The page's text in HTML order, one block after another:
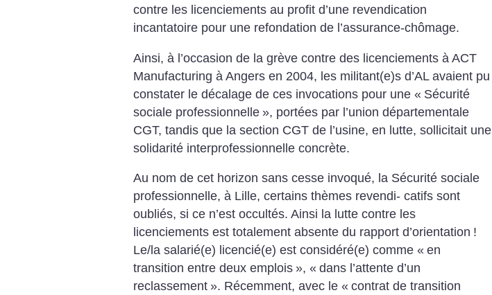
contre les licenciements au profit d’une revendication
incantatoire pour une refondation de l’assurance-chômage.
Ainsi, à l’occasion de la grève contre des licenciements à ACT
Manufacturing à Angers en 2004, les militant(e)s d’AL avaient pu
constater le décalage de ces invocations pour une « Sécurité
sociale professionnelle », portées par l’union départementale
CGT, tandis que la section CGT de l’usine, en lutte, sollicitait une
solidarité interprofessionnelle concrète.
Au nom de cet horizon sans cesse invoqué, la Sécurité sociale
professionnelle, à Lille, certains thèmes revendi- catifs sont
oubliés, si ce n’est occultés. Ainsi la lutte contre les
licenciements est totalement absente du rapport d’orientation !
Le/la salarié(e) licencié(e) est considéré(e) comme « en
transition entre deux emplois », « dans l’attente d’un
reclassement ». Récemment, avec le « contrat de transition